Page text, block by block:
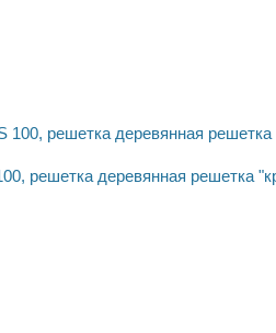
решетка деревянная решетка